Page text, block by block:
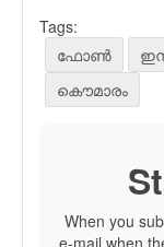
Tags:
ഫോണ്‍
കൌമാരം
When you